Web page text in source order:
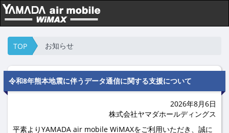
TOP お知らせ
令和8年熊本地震に伴うデータ通信に関する支援について
2026年8月6日
株式会社ヤマダホールディングス
平素よりYAMADA air mobile WiMAXをご利用いただき、誠に